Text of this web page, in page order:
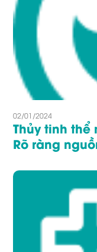
02/01/2024
Thủy tinh thể
Rõ ràng